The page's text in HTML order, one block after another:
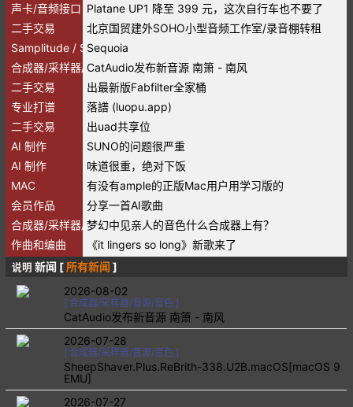
声卡/音频接口 Platane UP1 降至 399 元，这次自行车也不要了
二手交易
北京国贸建外SOHO小型音频工作室/录音棚转租
Samplitude / Sequoia
Sequoia
合成器/采样器/音源/音色CatAudio发布新音源 南箫 - 南风
二手交易
出最新版Fabfilter全家桶
专业打谱
落譜 (luopu.app)
二手交易
出uad共享位
AI 制作
SUNO的问题很严重
AI 制作
味道很重，绝对下饭
MAC
有没有ample的正版Mac用户用学习版的
会员作品
分享一首AI歌曲
合成器/采样器/音源/音色梦幻中见亲人的音色什么合成器上有？
作曲和编曲
《it lingers so long》新歌来了
说明 新闻 [ 所有新闻 ]
2026-08-02
[ 合成器/采样器/音源/音色 ]
CatAudio发布新音源 南箫 - 南风
2026-07-28
[ 合成器/采样器/音源/音色 ]
SheepShaver.Plus.ReBrith-338.U2B.macOS[macOS 9
EMU]
2026-07-27